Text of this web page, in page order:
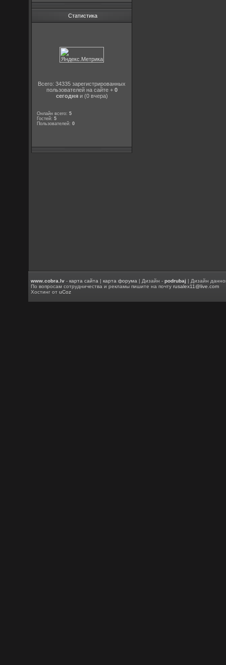
Статистика
Всего: 34335 зарегистрированных
пользователей на сайте + 0
сегодняи (0 вчера)
Онлайн всего:5
Гостей:5
Пользователей:0
www.cobra.lv -карта сайта |карта форума | Дизайн -podrubaj | Дизайн
По вопросам сотрудничества и рекламы пишите на почтуrusalex11@live.com
Хостинг отuCoz